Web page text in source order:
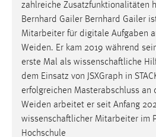
zahlreiche Zusatzfunktionalitäten
Bernhard Gailer Bernhard Gailer
Mitarbeiter für digitale Aufgaben
Weiden. Er kam 2019 während
erste Mal als wissenschaftliche
dem Einsatz von JSXGraph in
erfolgreichen Masterabschluss an
Weiden arbeitet er seit Anfang
wissenschaftlicher Mitarbeiter im
Hochschule
MARKETING
Marketing Cookies werden von
verwendet, um personalisierte
Sie tun dies, indem sie
hinweg verfolgen.
Google Ads